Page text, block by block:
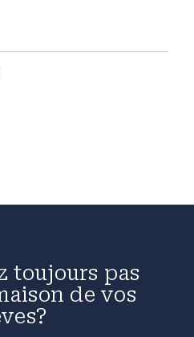
toujours pas
de vos